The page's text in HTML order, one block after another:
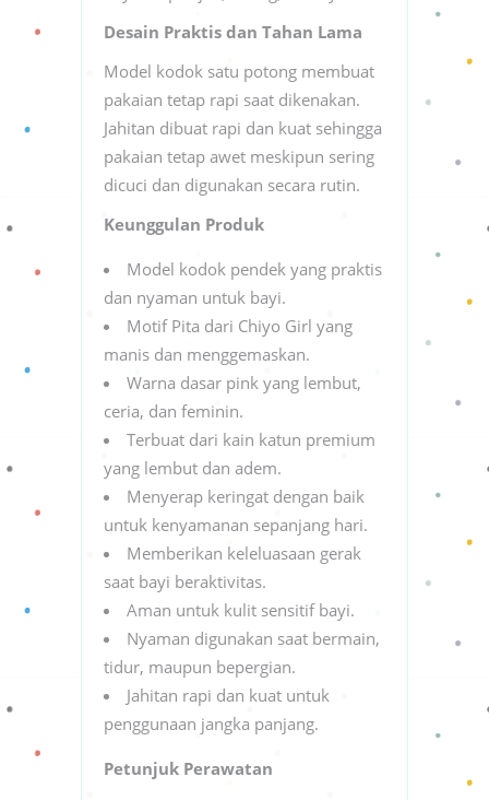
Desain Praktis dan Tahan Lama
Model kodok satu potong membuat
pakaian tetap rapi saat dikenakan.
Jahitan dibuat rapi dan kuat sehingga
pakaian tetap awet meskipun sering
dicuci dan digunakan secara rutin.
Keunggulan Produk
Model kodok pendek yang praktis
dan nyaman untuk bayi.
Motif Pita dari Chiyo Girl yang
manis dan menggemaskan.
Warna dasar pink yang lembut,
ceria, dan feminin.
Terbuat dari kain katun premium
yang lembut dan adem.
Menyerap keringat dengan baik
untuk kenyamanan sepanjang hari.
Memberikan keleluasaan gerak
saat bayi beraktivitas.
Aman untuk kulit sensitif bayi.
Nyaman digunakan saat bermain,
tidur, maupun bepergian.
Jahitan rapi dan kuat untuk
penggunaan jangka panjang.
Petunjuk Perawatan